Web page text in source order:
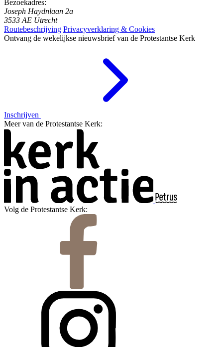
Bezoekadres:
Joseph Haydnlaan 2a
3533 AE Utrecht
Routebeschrijving Privacyverklaring & Cookies
Ontvang de wekelijkse nieuwsbrief van de Protestantse Kerk
Inschrijven
Meer van de Protestantse Kerk:
Volg de Protestantse Kerk: